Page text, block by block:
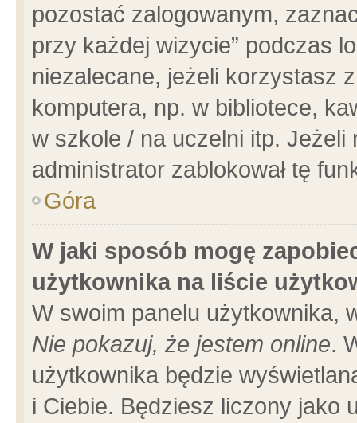
pozostać zalogowanym,
przy każdej wizycie” podczas
niezalecane, jeżeli korzystasz
komputera, np. w bibliotece,
w szkole / na uczelni itp.
administrator zablokował tę
Góra
W jaki sposób mogę
użytkownika na liście
W swoim panelu użytkownika,
Nie pokazuj, że jestem online.
użytkownika będzie
i Ciebie. Będziesz liczony jako